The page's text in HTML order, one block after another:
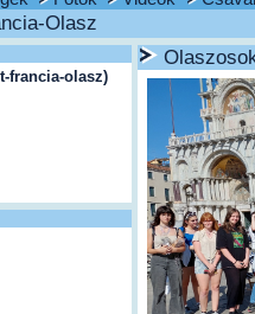
Olasz
francia-olasz)